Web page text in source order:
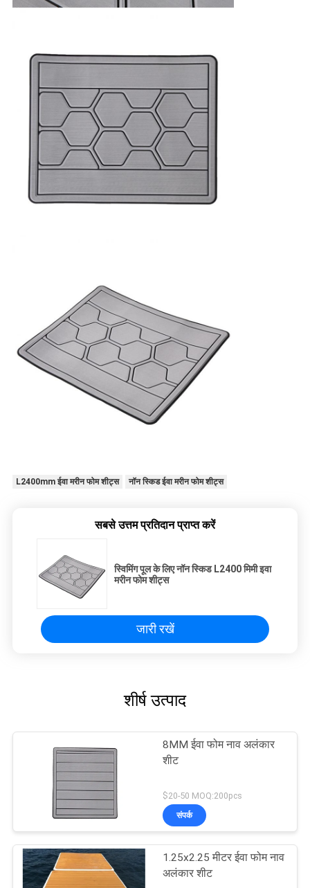
L2400mm ईवा मरीन फोम शीट्स नॉन स्किड ईवा मरीन फोम शीट्स
सबसे उत्तम प्रतिदान प्राप्त करें
स्विमिंग पूल के लिए नॉन स्किड L2400 मिमी इवा
मरीन फोम शीट्स
जारी रखें
शीर्ष उत्पाद
8MM ईवा फोम नाव अलंकार
शीट
$20-50 MOQ:200pcs
संपर्क
1.25x2.25 मीटर ईवा फोम नाव
अलंकार शीट